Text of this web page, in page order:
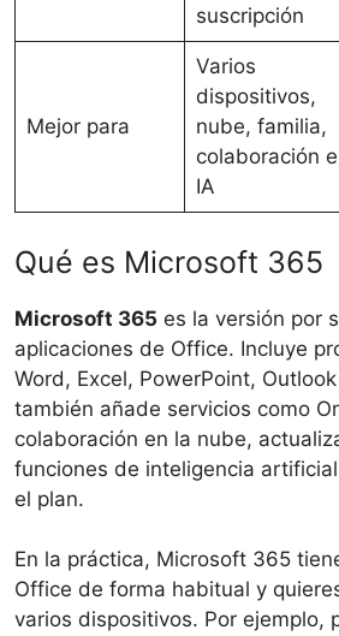
suscripción
Mejor para
Varios
dispositivos,
nube, familia,
colaboración e
IA
Qué es Microsoft 365
Microsoft 365 es la versión por
aplicaciones de Office. Incluye
Word, Excel, PowerPoint,
también añade servicios como
colaboración en la nube,
funciones de inteligencia
el plan.
En la práctica, Microsoft 365
Office de forma habitual y
varios dispositivos. Por ejemplo,